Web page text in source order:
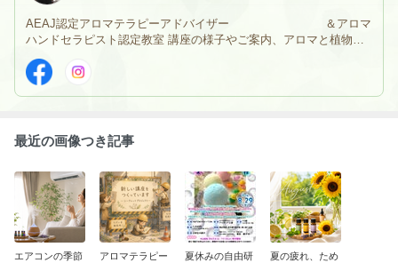
AEAJ認定アロマテラピーアドバイザー ＆アロマ
ハンドセラピスト認定教室 講座の様子やご案内、アロマと植物に
関連した話題、 時々、料理やスイーツ、お気に入りの小物たち、
アロマな旅なども綴っています☆ ホームページと共に宜しくお願
いいたします♪
最近の画像つき記事
エアコンの季節
アロマテラピー
夏休みの自由研
夏の疲れ、ため